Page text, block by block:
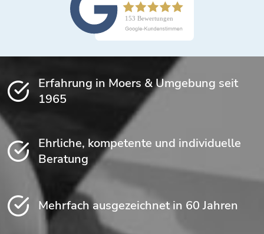
Erfahrung in Moers & Umgebung seit
1965
Ehrliche, kompetente und individuelle
Beratung
Mehrfach ausgezeichnet in 60 Jahren